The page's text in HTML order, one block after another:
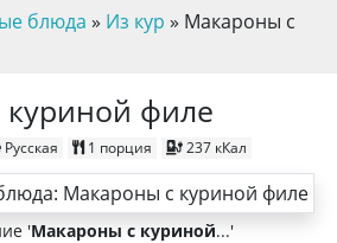
блюда » Из кур » Макароны с
филе
Русская 1 порция 237 кКал
'Макароны с куриной...'